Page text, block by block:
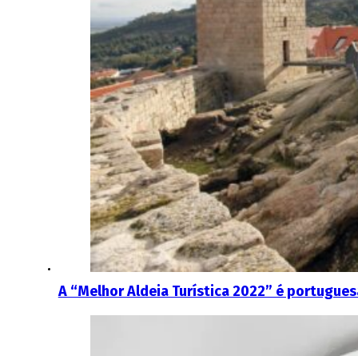
A “Melhor Aldeia Turística 2022” é